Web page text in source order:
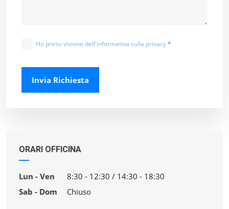
Ho preso visione dell'informativa sulla privacy*
Invia Richiesta
ORARI OFFICINA
Lun - Ven
8:30 - 12:30 / 14:30 - 18:30
Sab - Dom
Chiuso